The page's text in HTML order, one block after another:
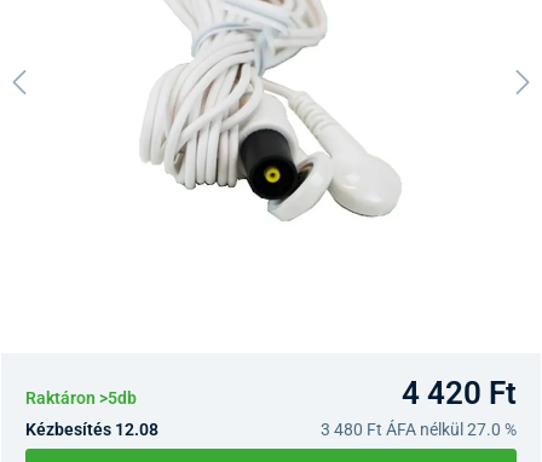
Raktáron >5db 4 420 Ft
Kézbesítés 12.08 3 480 Ft ÁFA nélkül 27.0 %